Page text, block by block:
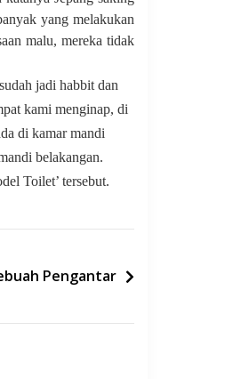
yang melakukan
malu, mereka tidak
jadi habbit dan
kami menginap, di
di kamar mandi
belakangan.
Toilet’ tersebut.
Pengantar